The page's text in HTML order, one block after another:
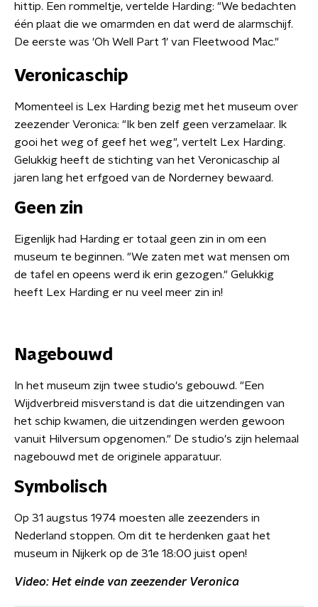
hittip. Een rommeltje, vertelde Harding: "We bedachten
één plaat die we omarmden en dat werd de alarmschijf.
De eerste was 'Oh Well Part 1' van Fleetwood Mac."
Veronicaschip
Momenteel is Lex Harding bezig met het museum over
zeezender Veronica: "Ik ben zelf geen verzamelaar. Ik
gooi het weg of geef het weg", vertelt Lex Harding.
Gelukkig heeft de stichting van het Veronicaschip al
jaren lang het erfgoed van de Norderney bewaard.
Geen zin
Eigenlijk had Harding er totaal geen zin in om een
museum te beginnen. "We zaten met wat mensen om
de tafel en opeens werd ik erin gezogen." Gelukkig
heeft Lex Harding er nu veel meer zin in!
Nagebouwd
In het museum zijn twee studio's gebouwd. "Een
Wijdverbreid misverstand is dat die uitzendingen van
het schip kwamen, die uitzendingen werden gewoon
vanuit Hilversum opgenomen." De studio's zijn helemaal
nagebouwd met de originele apparatuur.
Symbolisch
Op 31 augstus 1974 moesten alle zeezenders in
Nederland stoppen. Om dit te herdenken gaat het
museum in Nijkerk op de 31e 18:00 juist open!
Video: Het einde van zeezender Veronica